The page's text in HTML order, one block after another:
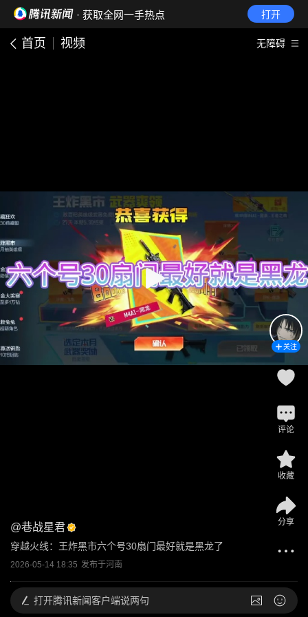
· 获取全网一手热点 打开
首页 视频 无障碍
@巷战星君
穿越火线：王炸黑市六个号30扇门最好就是黑龙了
2026-05-14 18:35 发布于河南
关注
评论
收藏
分享
打开腾讯新闻客户端说两句